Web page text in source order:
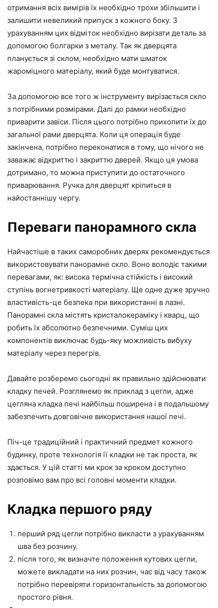
отримання всіх вимірів їх необхідно трохи збільшити і
залишити невеликий припуск з кожного боку. З
урахуванням цих відміток необхідно вирізати деталь за
допомогою болгарки з металу. Так як дверцята
планується зі склом, необхідно мати шматок
жароміцного матеріалу, який буде монтуватися.
За допомогою все того ж інструменту вирізається скло
з потрібними розмірами. Далі до рамки необхідно
приварити завіси. Після цього потрібно прихопити їх до
загальної рами дверцята. Коли ця операція буде
закінчена, потрібно переконатися в тому, що нічого не
заважає відкриттю і закриттю дверей. Якщо ця умова
дотримано, то можна приступити до остаточного
приварювання. Ручка для дверцят кріпиться в
найостаннішу чергу.
Переваги панорамного скла
Найчастіше в таких саморобних дверях рекомендується
використовувати панорамне скло. Воно володіє такими
перевагами, як: висока термічна стійкість і високий
ступінь вогнетривкості матеріалу. Ще одне дуже зручно
властивість-це безпека при використанні в лазні.
Панорамні скла містять кристалокераміку і кварц, що
робить їх абсолютно безпечними. Суміш цих
компонентів виключає будь-яку можливість вибуху
матеріалу через перегрів.
Давайте розберемо сьогодні як правильно здійснювати
кладку печей. Розглянемо як приклад з цегли, адже
цегляна кладка печі найбільш поширена і в подальшому
забезпечить довговічне використання нашої печі.
Піч-це традиційний і практичний предмет кожного
будинку, проте технологія її кладки не так проста, як
здається. У цій статті ми крок за кроком доступно
розповімо вам про всі головні моменти кладки.
Кладка першого ряду
перший ряд цегли потрібно викласти з урахуванням
шва без розчину.
після того, як визначте положення кутових цегли,
можете викладати на них розчин, час від часу також
потрібно перевіряти горизонтальність за допомогою
простого рівня.